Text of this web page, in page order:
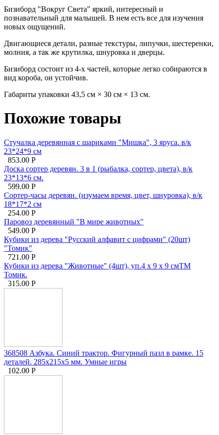
Бизиборд "Вокруг Света" яркий, интересный и
познавательный для малышей. В нем есть все для изучения
новых ощущений.
Двигающиеся детали, разные текстуры, липучки, шестеренки,
молния, а так же крутилка, шнуровка и дверцы.
Бизиборд состоит из 4-х частей, которые легко собираются в
вид короба, он устойчив.
Габариты упаковки 43,5 см × 30 см × 13 см.
Похожие товары
Стучалка деревянная с шариками "Мишка", 3 яруса. в/к
23*24*9 см
853.00 Р
Доска сортер деревян. 3 в 1 (рыбалка, сортер, цвета), в/к
23*13*6 см.
599.00 Р
Сортер-часы деревян. (изумаем время, цвет, шнуровка), в/к
18*17*2 см
254.00 Р
Паровоз деревянный "В мире животных"
549.00 Р
Кубики из дерева "Русский алфавит с цифрами" (20шт)
"Томик"
721.00 Р
Кубики из дерева "Животные" (4шт), уп.4 x 9 x 9 смТМ
Томик.
315.00 Р
368508 Азбука. Синий трактор. Фигурный пазл в рамке. 15
деталей. 285х215х5 мм. Умные игры
102.00 Р